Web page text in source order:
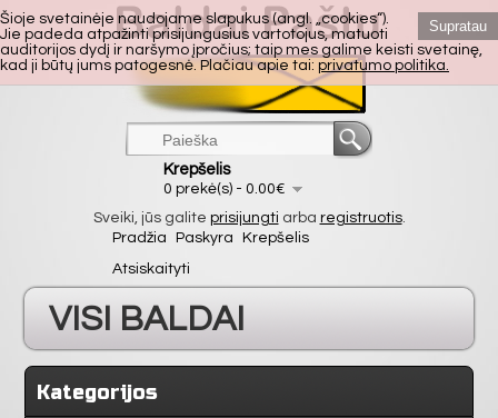
Krepšelis
0 prekė(s) - 0.00€
Sveiki, jūs galite prisijungti arba registruotis.
Pradžia
Paskyra
Krepšelis
Atsiskaityti
VISI BALDAI
VIRTUVĖ
Kategorijos
Supratau
Šioje svetainėje naudojame slapukus (angl. „cookies“).
Jie padeda atpažinti prisijungusius vartotojus, matuoti
auditorijos dydį ir naršymo įpročius; taip mes galime keisti svetainę,
kad ji būtų jums patogesnė. Plačiau apie tai: privatumo politika.